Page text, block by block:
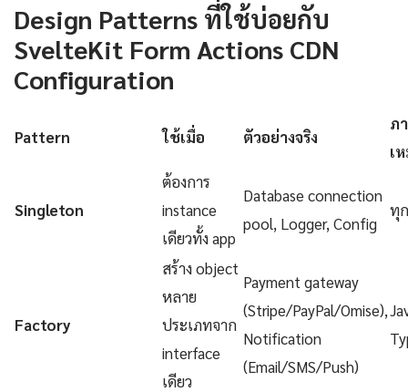
Design Patterns ที่ใช้บ่อยกับ
SvelteKit Form Actions CDN
Configuration
Pattern ใช้เมื่อ ตัวอย่างจริง
ภ
เ
Singleton
ต้องการ
instance
เดียวทั้ง app
Database connection
pool, Logger, Config
ทุ
Factory
สร้าง object
หลาย
ประเภทจาก
interface
เดียว
Payment gateway
(Stripe/PayPal/Omise),
Notification
(Email/SMS/Push)